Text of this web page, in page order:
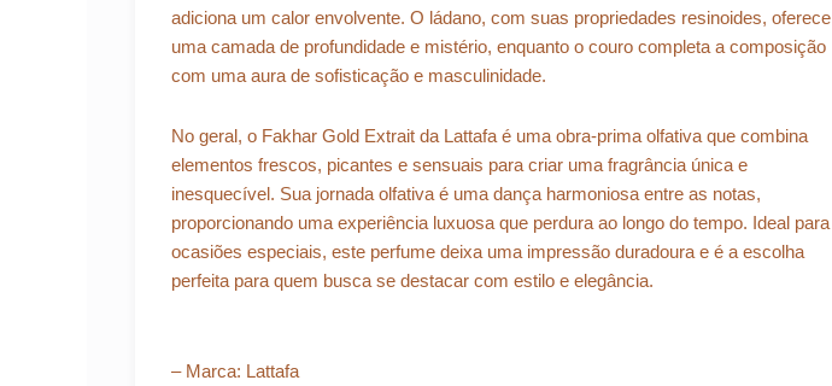
adiciona um calor envolvente. O ládano, com suas propriedades resinoides, oferece
uma camada de profundidade e mistério, enquanto o couro completa a composição
com uma aura de sofisticação e masculinidade.
No geral, o Fakhar Gold Extrait da Lattafa é uma obra-prima olfativa que combina
elementos frescos, picantes e sensuais para criar uma fragrância única e
inesquecível. Sua jornada olfativa é uma dança harmoniosa entre as notas,
proporcionando uma experiência luxuosa que perdura ao longo do tempo. Ideal para
ocasiões especiais, este perfume deixa uma impressão duradoura e é a escolha
perfeita para quem busca se destacar com estilo e elegância.
– Marca: Lattafa